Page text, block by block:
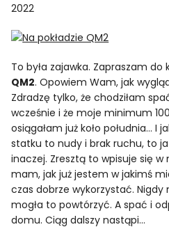
2022
To była zajawka. Zapraszam do
QM2. Opowiem Wam, jak
Zdradzę tylko, że chodziłam
wcześnie i że moje minimum
osiągałam już koło południa… I
statku to nudy i brak ruchu, to
inaczej. Zresztą to wpisuje się
mam, jak już jestem w jakimś
czas dobrze wykorzystać.
mogła to powtórzyć. A spać i
domu. Ciąg dalszy nastąpi…